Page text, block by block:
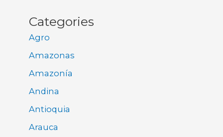
Categories
Agro
Amazonas
Amazonía
Andina
Antioquia
Arauca